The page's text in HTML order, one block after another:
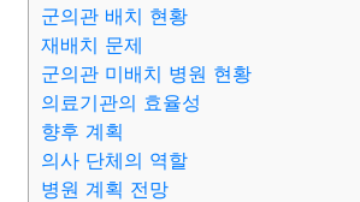
요리 상품리뷰 원예
대출 자동차 취미 여행
종교 사회 정치
군의관 배치 현황
재배치 문제
군의관 미배치 병원 현황
의료기관의 효율성
향후 계획
의사 단체의 역할
병원 계획 전망